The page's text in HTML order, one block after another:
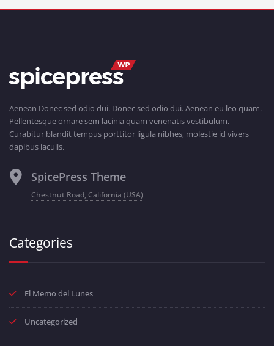
Aenean Donec sed odio dui. Donec sed odio dui. Aenean eu leo quam.
Pellentesque ornare sem lacinia quam venenatis vestibulum.
Curabitur blandit tempus porttitor ligula nibhes, molestie id vivers
dapibus iaculis.
SpicePress Theme
Chestnut Road, California (USA)
Categories
El Memo del Lunes
Uncategorized